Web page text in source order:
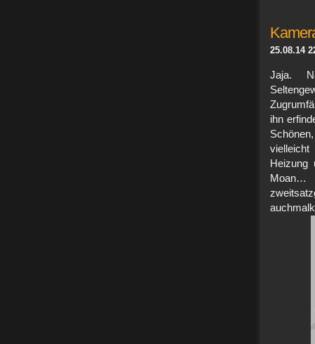
25.08.14
Jaja.
ihn